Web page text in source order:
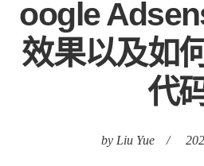
oogle
效果以及如
代
by Liu Yue /